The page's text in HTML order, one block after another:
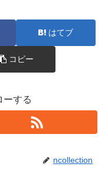
はてブ
コピー
ーする
ncollection